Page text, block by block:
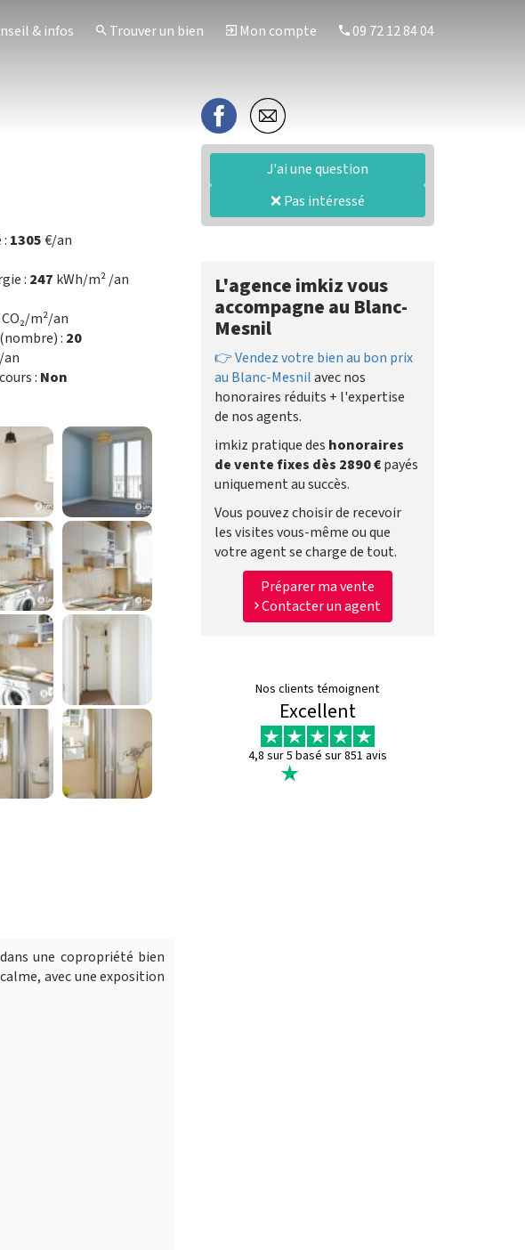
& infos Trouver un bien Mon compte 09 72 12 84 04
1305€/an
: 247 kWh/m² /an
m²/an
: 20
: Non
une copropriété bien
avec une exposition
J'ai une question
❌ Pas intéressé
L'agence imkiz vous
accompagne au Blanc-
Mesnil
👉 Vendez votre bien au bon prix
au Blanc-Mesnilavec nos
honoraires réduits + l'expertise
de nos agents.
imkiz pratique des honoraires
de vente fixes dès 2890 €payés
uniquement au succès.
Vous pouvez choisir de recevoir
les visites vous-même ou que
votre agent se charge de tout.
Préparer ma vente
Contacter un agent
Nos clients témoignent
Excellent
4,8 sur 5 basé sur 851 avis